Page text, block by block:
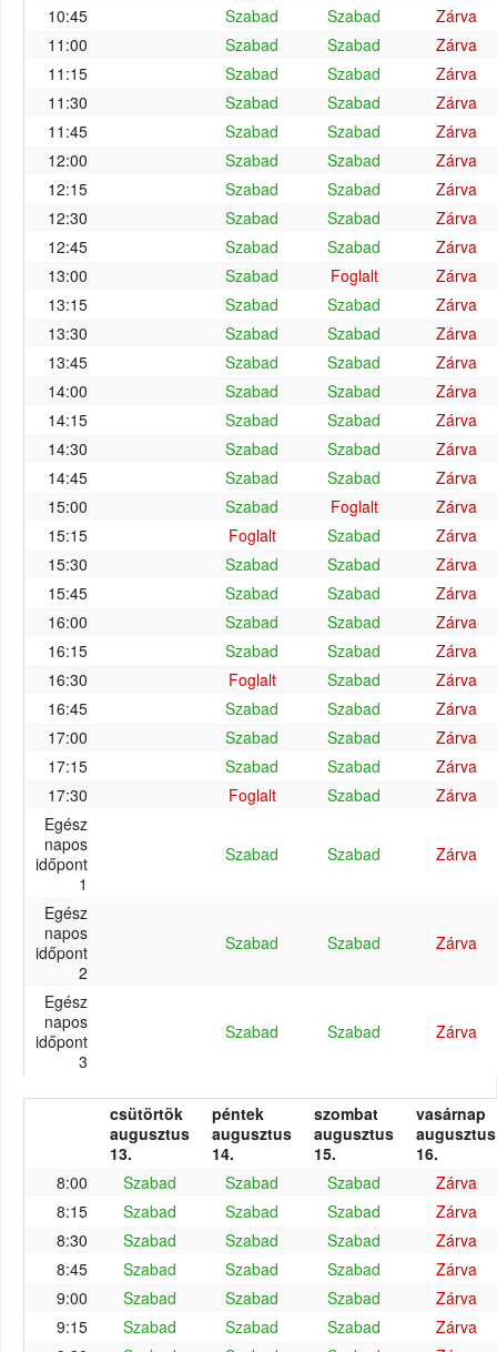
10:45
Szabad Szabad
Zárva
11:00
Szabad Szabad
Zárva
11:15
Szabad Szabad
Zárva
11:30
Szabad Szabad
Zárva
11:45
Szabad Szabad
Zárva
12:00
Szabad Szabad
Zárva
12:15
Szabad Szabad
Zárva
12:30
Szabad Szabad
Zárva
12:45
Szabad Szabad
Zárva
13:00
Szabad Foglalt
Zárva
13:15
Szabad Szabad
Zárva
13:30
Szabad Szabad
Zárva
13:45
Szabad Szabad
Zárva
14:00
Szabad Szabad
Zárva
14:15
Szabad Szabad
Zárva
14:30
Szabad Szabad
Zárva
14:45
Szabad Szabad
Zárva
15:00
Szabad Foglalt
Zárva
15:15
Foglalt Szabad
Zárva
15:30
Szabad Szabad
Zárva
15:45
Szabad Szabad
Zárva
16:00
Szabad Szabad
Zárva
16:15
Szabad Szabad
Zárva
16:30
Foglalt Szabad
Zárva
16:45
Szabad Szabad
Zárva
17:00
Szabad Szabad
Zárva
17:15
Szabad Szabad
Zárva
17:30
Foglalt Szabad
Zárva
Egész
napos
időpont
1
Szabad Szabad Zárva
Egész
napos
időpont
2
Szabad Szabad Zárva
Egész
napos
időpont
3
Szabad Szabad Zárva
csütörtök
augusztus
13.
péntek
augusztus
14.
szombat
augusztus
15.
vasárnap
augusztus
16.
8:00
Szabad Szabad Szabad
Zárva
8:15
Szabad Szabad Szabad
Zárva
8:30
Szabad Szabad Szabad
Zárva
8:45
Szabad Szabad Szabad
Zárva
9:00
Szabad Szabad Szabad
Zárva
9:15
Szabad Szabad Szabad
Zárva